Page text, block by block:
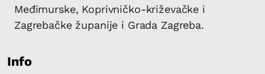
Međimurske, Koprivničko-križevačke i
Zagrebačke županije i Grada Zagreba.
Info